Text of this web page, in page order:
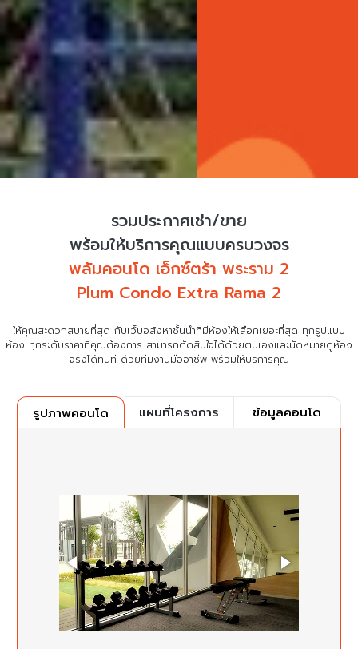
รวมประกาศเช่า/ขาย
พร้อมให้บริการคุณแบบครบวงจร
พลัมคอนโด เอ็กซ์ตร้า พระราม 2
Plum Condo Extra Rama 2
ให้คุณสะดวกสบายที่สุด กับเว็บอสังหาชั้นนำที่มีห้องให้เลือกเยอะที่สุด ทุกรูปแบบ
ห้อง ทุกระดับราคาที่คุณต้องการ สามารถตัดสินใจได้ด้วยตนเองและนัดหมายดูห้อง
จริงได้ทันที ด้วยทีมงานมืออาชีพ พร้อมให้บริการคุณ
รูปภาพคอนโด แผนที่โครงการ ข้อมูลคอนโด